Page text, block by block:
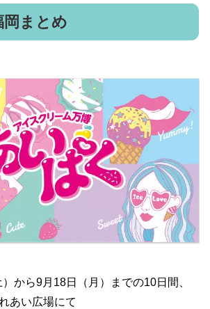
まとめ
から9月18日（月）までの10日間、
あい広場にて